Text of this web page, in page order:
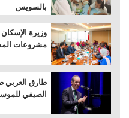
بالسويس
مشروعات
طارق العربي
الصيفي